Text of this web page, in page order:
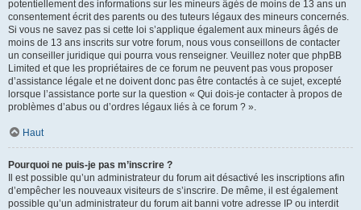
potentiellement des informations sur les mineurs âgés de moins de 13 ans un
consentement écrit des parents ou des tuteurs légaux des mineurs concernés.
Si vous ne savez pas si cette loi s’applique également aux mineurs âgés de
moins de 13 ans inscrits sur votre forum, nous vous conseillons de contacter
un conseiller juridique qui pourra vous renseigner. Veuillez noter que phpBB
Limited et que les propriétaires de ce forum ne peuvent pas vous proposer
d’assistance légale et ne doivent donc pas être contactés à ce sujet, excepté
lorsque l’assistance porte sur la question « Qui dois-je contacter à propos de
problèmes d’abus ou d’ordres légaux liés à ce forum ? ».
Haut
Pourquoi ne puis-je pas m’inscrire ?
Il est possible qu’un administrateur du forum ait désactivé les inscriptions afin
d’empêcher les nouveaux visiteurs de s’inscrire. De même, il est également
possible qu’un administrateur du forum ait banni votre adresse IP ou interdit